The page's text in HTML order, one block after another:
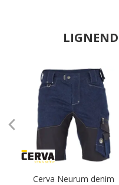
Cerva Neurum denim